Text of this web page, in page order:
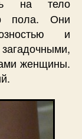
пола. Они
и
женщины.